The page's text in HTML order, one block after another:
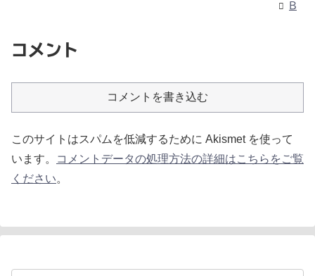
B
コメント
コメントを書き込む
このサイトはスパムを低減するために Akismet を使って
います。
コメントデータの処理方法の詳細はこちらをご覧
ください。